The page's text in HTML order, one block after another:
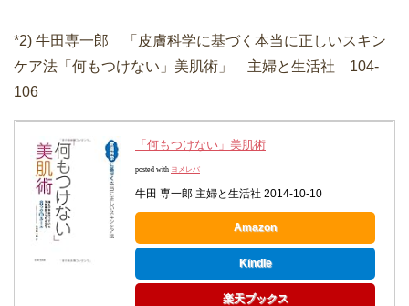
*2) 牛田専一郎 「皮膚科学に基づく本当に正しいスキン
ケア法「何もつけない」美肌術」 主婦と生活社 104-
106
「何もつけない」美肌術
posted with ヨメレバ
牛田 専一郎 主婦と生活社 2014-10-10
Amazon
Kindle
楽天ブックス